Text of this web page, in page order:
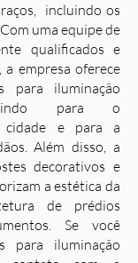
incluindo os
uma equipe de
qualificados e
a empresa oferece
para iluminação
para o
cidade e para a
Além disso, a
decorativos e
a estética da
de prédios
Se você
para iluminação